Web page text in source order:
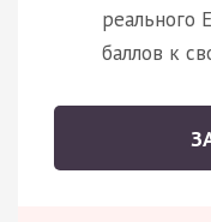
реального
баллов к